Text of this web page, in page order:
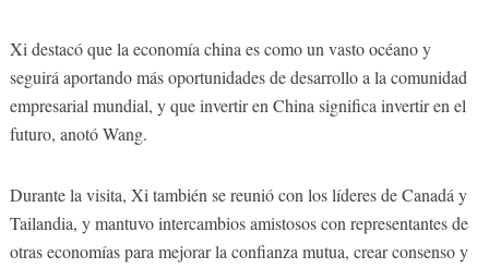
Xi destacó que la economía china es como un vasto océano y
seguirá aportando más oportunidades de desarrollo a la comunidad
empresarial mundial, y que invertir en China significa invertir en el
futuro, anotó Wang.
Durante la visita, Xi también se reunió con los líderes de Canadá y
Tailandia, y mantuvo intercambios amistosos con representantes de
otras economías para mejorar la confianza mutua, crear consenso y